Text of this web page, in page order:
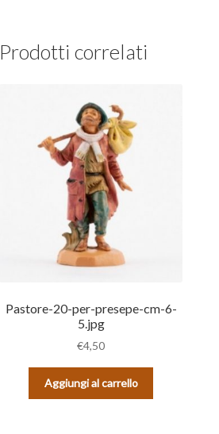
Prodotti correlati
Pastore-20-per-presepe-cm-6-
5.jpg
€4,50
Aggiungi al carrello